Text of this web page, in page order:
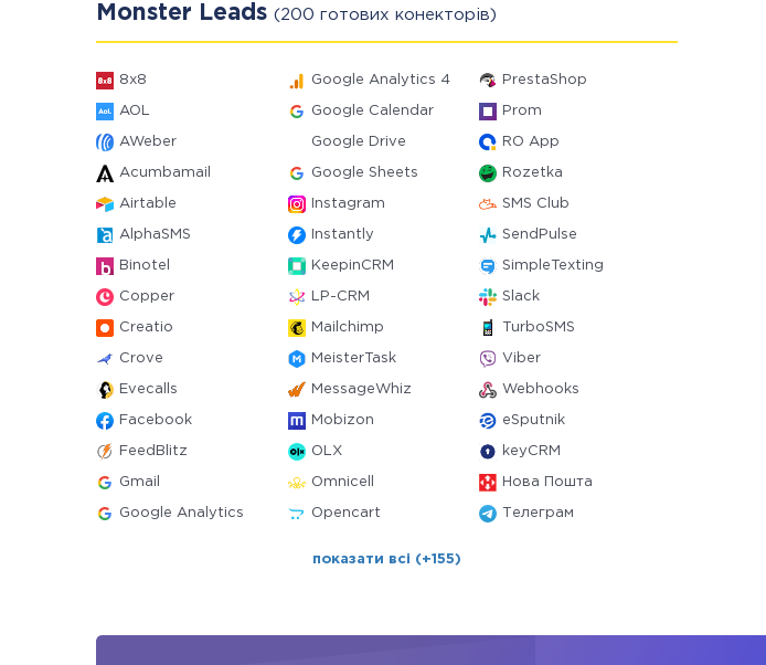
Monster Leads (200 готових конекторів)
8x8 Google Analytics 4 PrestaShop
AOL Google Calendar Prom
AWeber Google Drive RO App
Acumbamail Google Sheets Rozetka
Airtable Instagram SMS Club
AlphaSMS Instantly SendPulse
Binotel KeepinCRM SimpleTexting
Copper LP-CRM Slack
Creatio Mailchimp TurboSMS
Crove MeisterTask Viber
Evecalls MessageWhiz Webhooks
Facebook Mobizon eSputnik
FeedBlitz OLX keyCRM
Gmail Omnicell Нова Пошта
Google Analytics Opencart Телеграм
показати всі (+155)